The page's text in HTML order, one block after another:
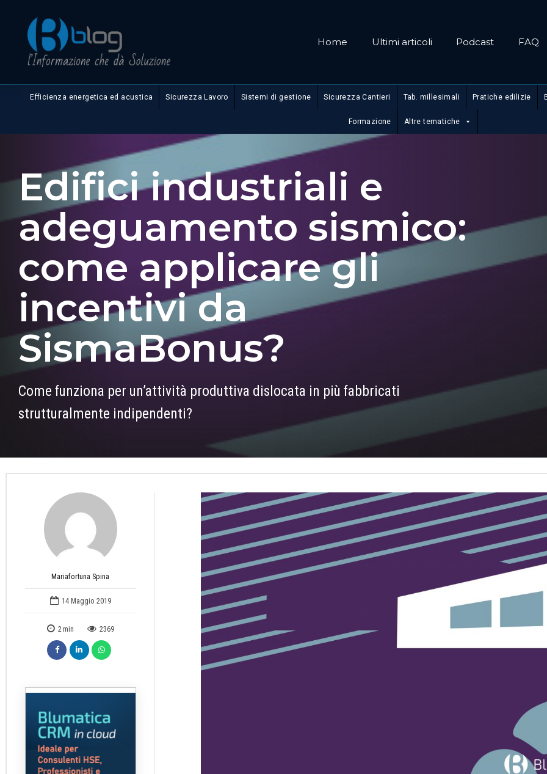
Home Ultimi articoli Podcast FAQ
Efficienza energetica ed acustica Sicurezza Lavoro Sistemi di gestione Sicurezza Cantieri Tab. millesimali Pratiche edilizie
Formazione Altre tematiche
Edifici industriali e
adeguamento sismico:
come applicare gli
incentivi da
SismaBonus?
Come funziona per un’attività produttiva dislocata in più fabbricati
strutturalmente indipendenti?
Mariafortuna Spina
14 Maggio 2019
2 min 2369